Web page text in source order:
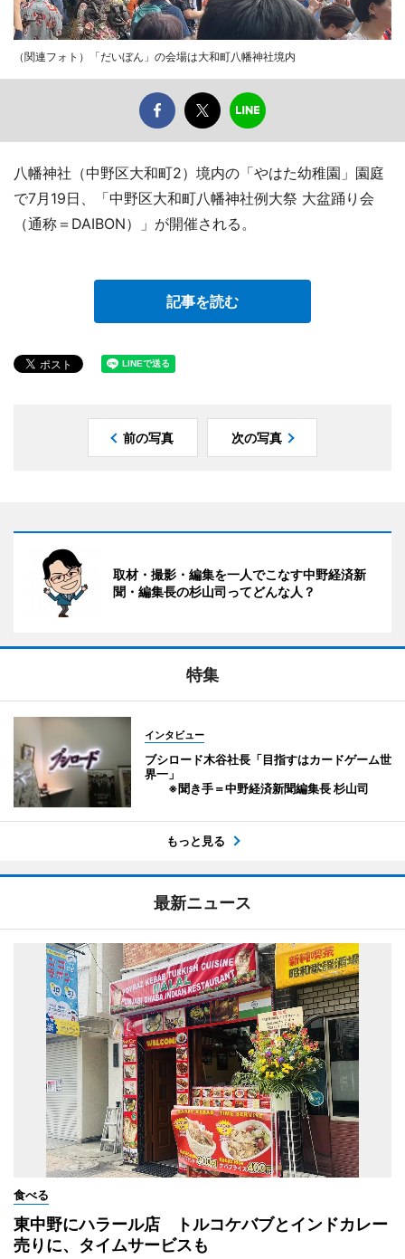
（関連フォト）「だいぼん」の会場は大和町八幡神社境内
八幡神社（中野区大和町2）境内の「やはた幼稚園」園庭
で7月19日、「中野区大和町八幡神社例大祭 大盆踊り会
（通称＝DAIBON）」が開催される。
記事を読む
前の写真 次の写真
取材・撮影・編集を一人でこなす中野経済新
聞・編集長の杉山司ってどんな人？
特集
インタビュー
ブシロード木谷社長「目指すはカードゲーム世
界一」
※聞き手＝中野経済新聞編集長 杉山司
もっと見る
最新ニュース
食べる
東中野にハラール店 トルコケバブとインドカレー
売りに、タイムサービスも